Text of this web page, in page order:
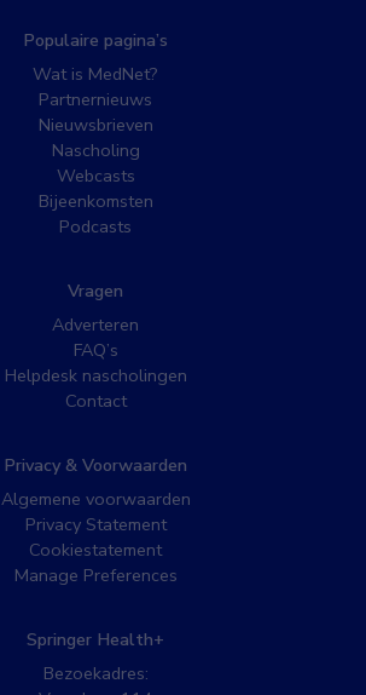
Populaire pagina’s
Wat is MedNet?
Partnernieuws
Nieuwsbrieven
Nascholing
Webcasts
Bijeenkomsten
Podcasts
Vragen
Adverteren
FAQ’s
Helpdesk nascholingen
Contact
Privacy & Voorwaarden
Algemene voorwaarden
Privacy Statement
Cookiestatement
Manage Preferences
Springer Health+
Bezoekadres: